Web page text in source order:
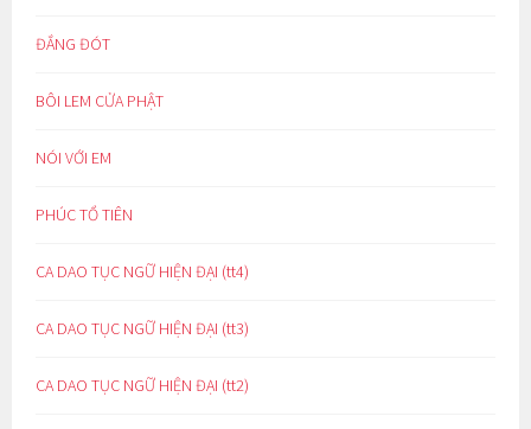
ĐẮNG ĐÓT
BÔI LEM CỬA PHẬT
NÓI VỚI EM
PHÚC TỔ TIÊN
CA DAO TỤC NGỮ HIỆN ĐẠI (tt4)
CA DAO TỤC NGỮ HIỆN ĐẠI (tt3)
CA DAO TỤC NGỮ HIỆN ĐẠI (tt2)